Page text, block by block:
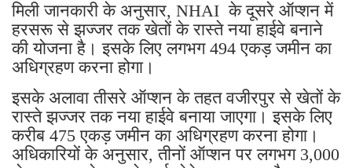
मिली जानकारी के अनुसार, NHAI के दूसरे ऑप्शन में
हरसरू से झज्जर तक खेतों के रास्ते नया हाईवे बनाने
की योजना है। इसके लिए लगभग 494 एकड़ जमीन का
अधिग्रहण करना होगा।
इसके अलावा तीसरे ऑप्शन के तहत वजीरपुर से खेतों के
रास्ते झज्जर तक नया हाईवे बनाया जाएगा। इसके लिए
करीब 475 एकड़ जमीन का अधिग्रहण करना होगा।
अधिकारियों के अनुसार, तीनों ऑप्शन पर लगभग 3,000